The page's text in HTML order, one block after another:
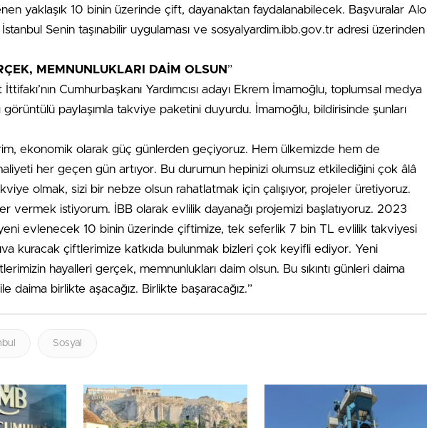
yaklaşık 10 binin üzerinde çift, dayanaktan faydalanabilecek. Başvuralar Alo
Senin taşınabilir uygulaması ve sosyalyardim.ibb.gov.tr adresi üzerinden
MEMNUNLUKLARI DAİM OLSUN ”
Cumhurbaşkanı Yardımcısı adayı Ekrem İmamoğlu, toplumsal medya
görüntülü paylaşımla takviye paketini duyurdu. İmamoğlu, bildirisinde şunları
ekonomik olarak güç günlerden geçiyoruz. Hem ülkemizde hem de
her geçen gün artıyor. Bu durumun hepinizi olumsuz etkilediğini çok âlâ
olmak, sizi bir nebze olsun rahatlatmak için çalışıyor, projeler üretiyoruz.
vermek istiyorum. İBB olarak evlilik dayanağı projemizi başlatıyoruz. 2023
yeni evlenecek 10 binin üzerinde çiftimize, tek seferlik 7 bin TL evlilik takviyesi
kuracak çiftlerimize katkıda bulunmak bizleri çok keyifli ediyor. Yeni
hayalleri gerçek, memnunlukları daim olsun. Bu sıkıntı günleri daima
daima birlikte aşacağız. Birlikte başaracağız.”
Sosyal